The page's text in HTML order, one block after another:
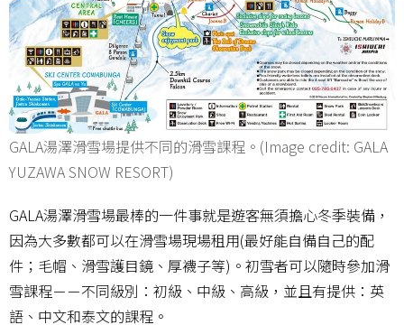
GALA湯澤滑雪場提供不同的滑雪課程。(Image credit: GALA
YUZAWA SNOW RESORT)
GALA湯澤滑雪場最棒的一件事就是遊客無須擔心冬季裝備，
因為大多數都可以在滑雪場現場租用(最好能自備自己的配
件；毛帽、滑雪護目鏡、厚襪子等)。初雪者可以隨時參加滑
雪課程－－不同級別：初級、中級、高級，並且有提供：英
語、中文和泰文的課程。